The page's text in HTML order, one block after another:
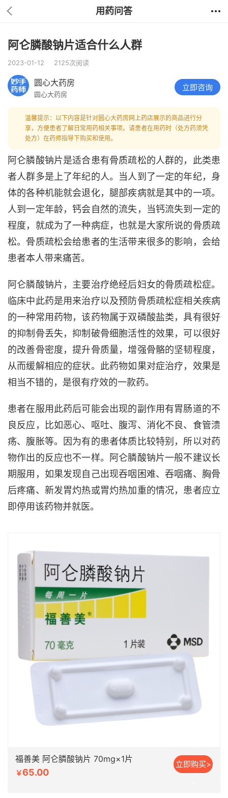
用药问答
阿仑膦酸钠片适合什么人群
2023-01-12 2125次阅读
圆心大药房
圆心大药房
立即咨询
温馨提示：以下内容是针对圆心大药房网上药店展示的商品进行分
享，方便患者了解日常用药相关事项。请患者在用药时（处方药须凭
处方）在药师指导下购买和使用。
阿仑膦酸钠片是适合患有骨质疏松的人群的，此类患
者人群多是上了年纪的人。当人到了一定的年纪，身
体的各种机能就会退化，腿部疾病就是其中的一项。
人到一定年龄，钙会自然的流失，当钙流失到一定的
程度，就成为了一种病症，也就是大家所说的骨质疏
松。骨质疏松会给患者的生活带来很多的影响，会给
患者本人带来痛苦。
阿仑膦酸钠片，主要治疗绝经后妇女的骨质疏松症。
临床中此药是用来治疗以及预防骨质疏松症相关疾病
的一种常用药物，该药物属于双磷酸盐类，具有很好
的抑制骨丢失，抑制破骨细胞活性的效果，可以很好
的改善骨密度，提升骨质量，增强骨骼的坚韧程度，
从而缓解相应的症状。此药物如果对症治疗，效果是
相当不错的，是很有疗效的一款药。
患者在服用此药后可能会出现的副作用有胃肠道的不
良反应，比如恶心、呕吐、腹泻、消化不良、食管溃
疡、腹胀等。因为有的患者体质比较特别，所以对药
物作出的反应也不一样。阿仑膦酸钠片一般不建议长
期服用，如果发现自己出现吞咽困难、吞咽痛、胸骨
后疼痛、新发胃灼热或胃灼热加重的情况，患者应立
即停用该药物并就医。
福善美 阿仑膦酸钠片 70mg×1片
￥65.00
立即购买>